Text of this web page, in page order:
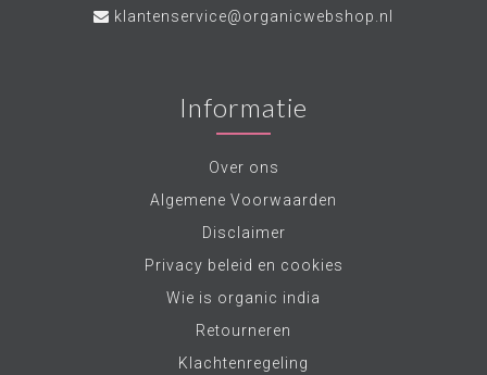
klantenservice@organicwebshop.nl
Informatie
Over ons
Algemene Voorwaarden
Disclaimer
Privacy beleid en cookies
Wie is organic india
Retourneren
Klachtenregeling